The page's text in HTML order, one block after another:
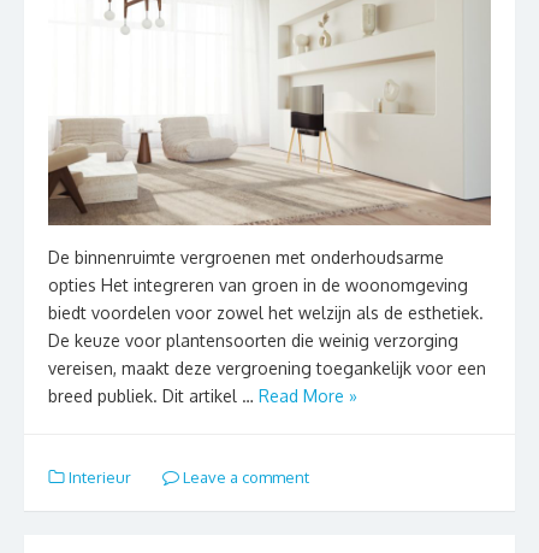
De binnenruimte vergroenen met onderhoudsarme
opties Het integreren van groen in de woonomgeving
biedt voordelen voor zowel het welzijn als de esthetiek.
De keuze voor plantensoorten die weinig verzorging
vereisen, maakt deze vergroening toegankelijk voor een
breed publiek. Dit artikel … Read More »
Interieur Leave a comment